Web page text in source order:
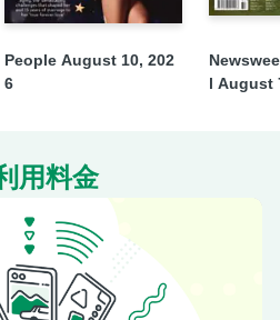
People August 10, 202
6
l August
用料金